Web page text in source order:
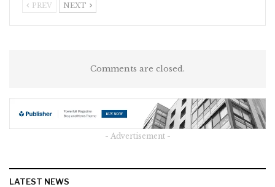
PREV NEXT
Comments are closed.
- Advertisement -
LATEST NEWS